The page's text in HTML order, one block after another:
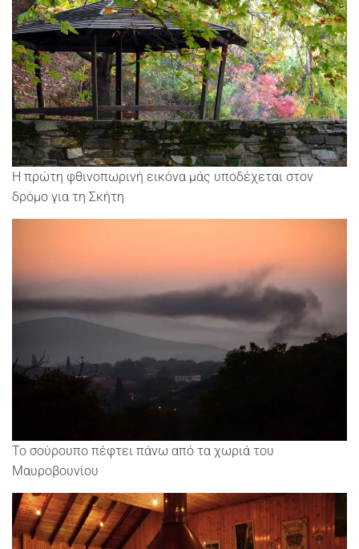
Η πρώτη φθινοπωρινή εικόνα μάς υποδέχεται στον
δρόμο για τη Σκήτη
Το σούρουπο πέφτει πάνω από τα χωριά του
Μαυροβουνίου